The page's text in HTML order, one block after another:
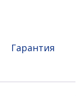
Гарантия